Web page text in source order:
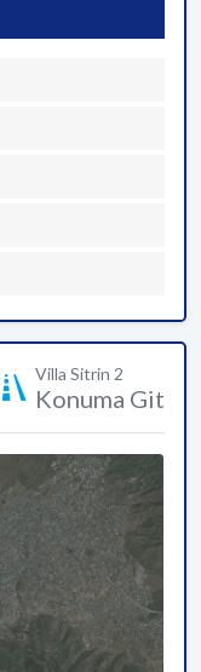
Villa Sitrin 2
Konuma Git